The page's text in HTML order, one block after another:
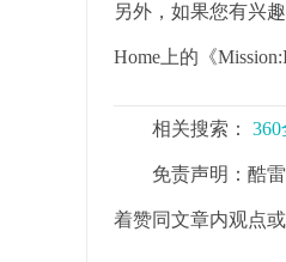
另外，如果您有兴趣
Home上的《
相关搜索：
免责声明：酷
着赞同文章内观点